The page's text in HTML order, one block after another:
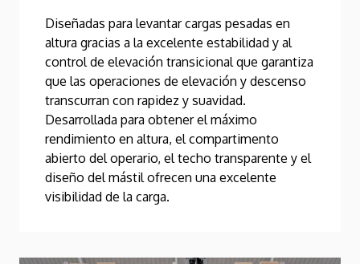
Diseñadas para levantar cargas pesadas en
altura gracias a la excelente estabilidad y al
control de elevación transicional que garantiza
que las operaciones de elevación y descenso
transcurran con rapidez y suavidad.
Desarrollada para obtener el máximo
rendimiento en altura, el compartimento
abierto del operario, el techo transparente y el
diseño del mástil ofrecen una excelente
visibilidad de la carga.